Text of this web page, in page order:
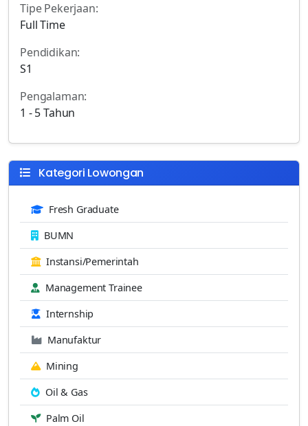
Tipe Pekerjaan:
Full Time
Pendidikan:
S1
Pengalaman:
1 - 5 Tahun
Kategori Lowongan
Fresh Graduate
BUMN
Instansi/Pemerintah
Management Trainee
Internship
Manufaktur
Mining
Oil & Gas
Palm Oil